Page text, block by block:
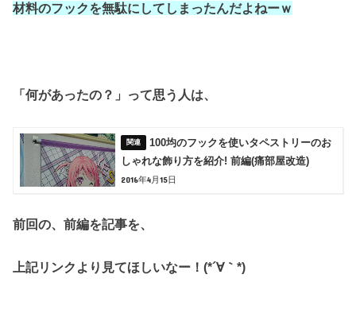
材料のフックを無駄にしてしまったんだよねーｗ
「何があったの？」って思う人は、
100均のフックを使いタペストリーのお
しゃれな飾り方を紹介! 前編(痛部屋改造)
2016年4月15日
前回の、前編を記事を、
上記リンクより見てほしいなー！(*´∀｀*)